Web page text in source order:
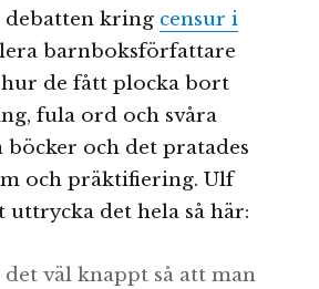
debatten kring censur i
barnboksförfattare
de fått plocka bort
fula ord och svåra
böcker och det pratades
och präktifiering. Ulf
uttrycka det hela så här:
väl knappt så att man